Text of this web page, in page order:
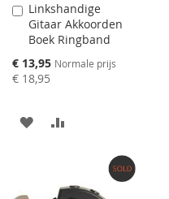
Linkshandige
Gitaar Akkoorden
Boek Ringband
Speciale
prijs
€ 13,95 Normale prijs
€ 18,95
Aan
winkelwagen
toevoegen
AAN